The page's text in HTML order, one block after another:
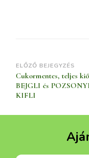
Bejegyzések
navigációja
ELŐZŐ BEJEGYZÉS
Cukormentes, teljes
BEJGLI és
KIFLI